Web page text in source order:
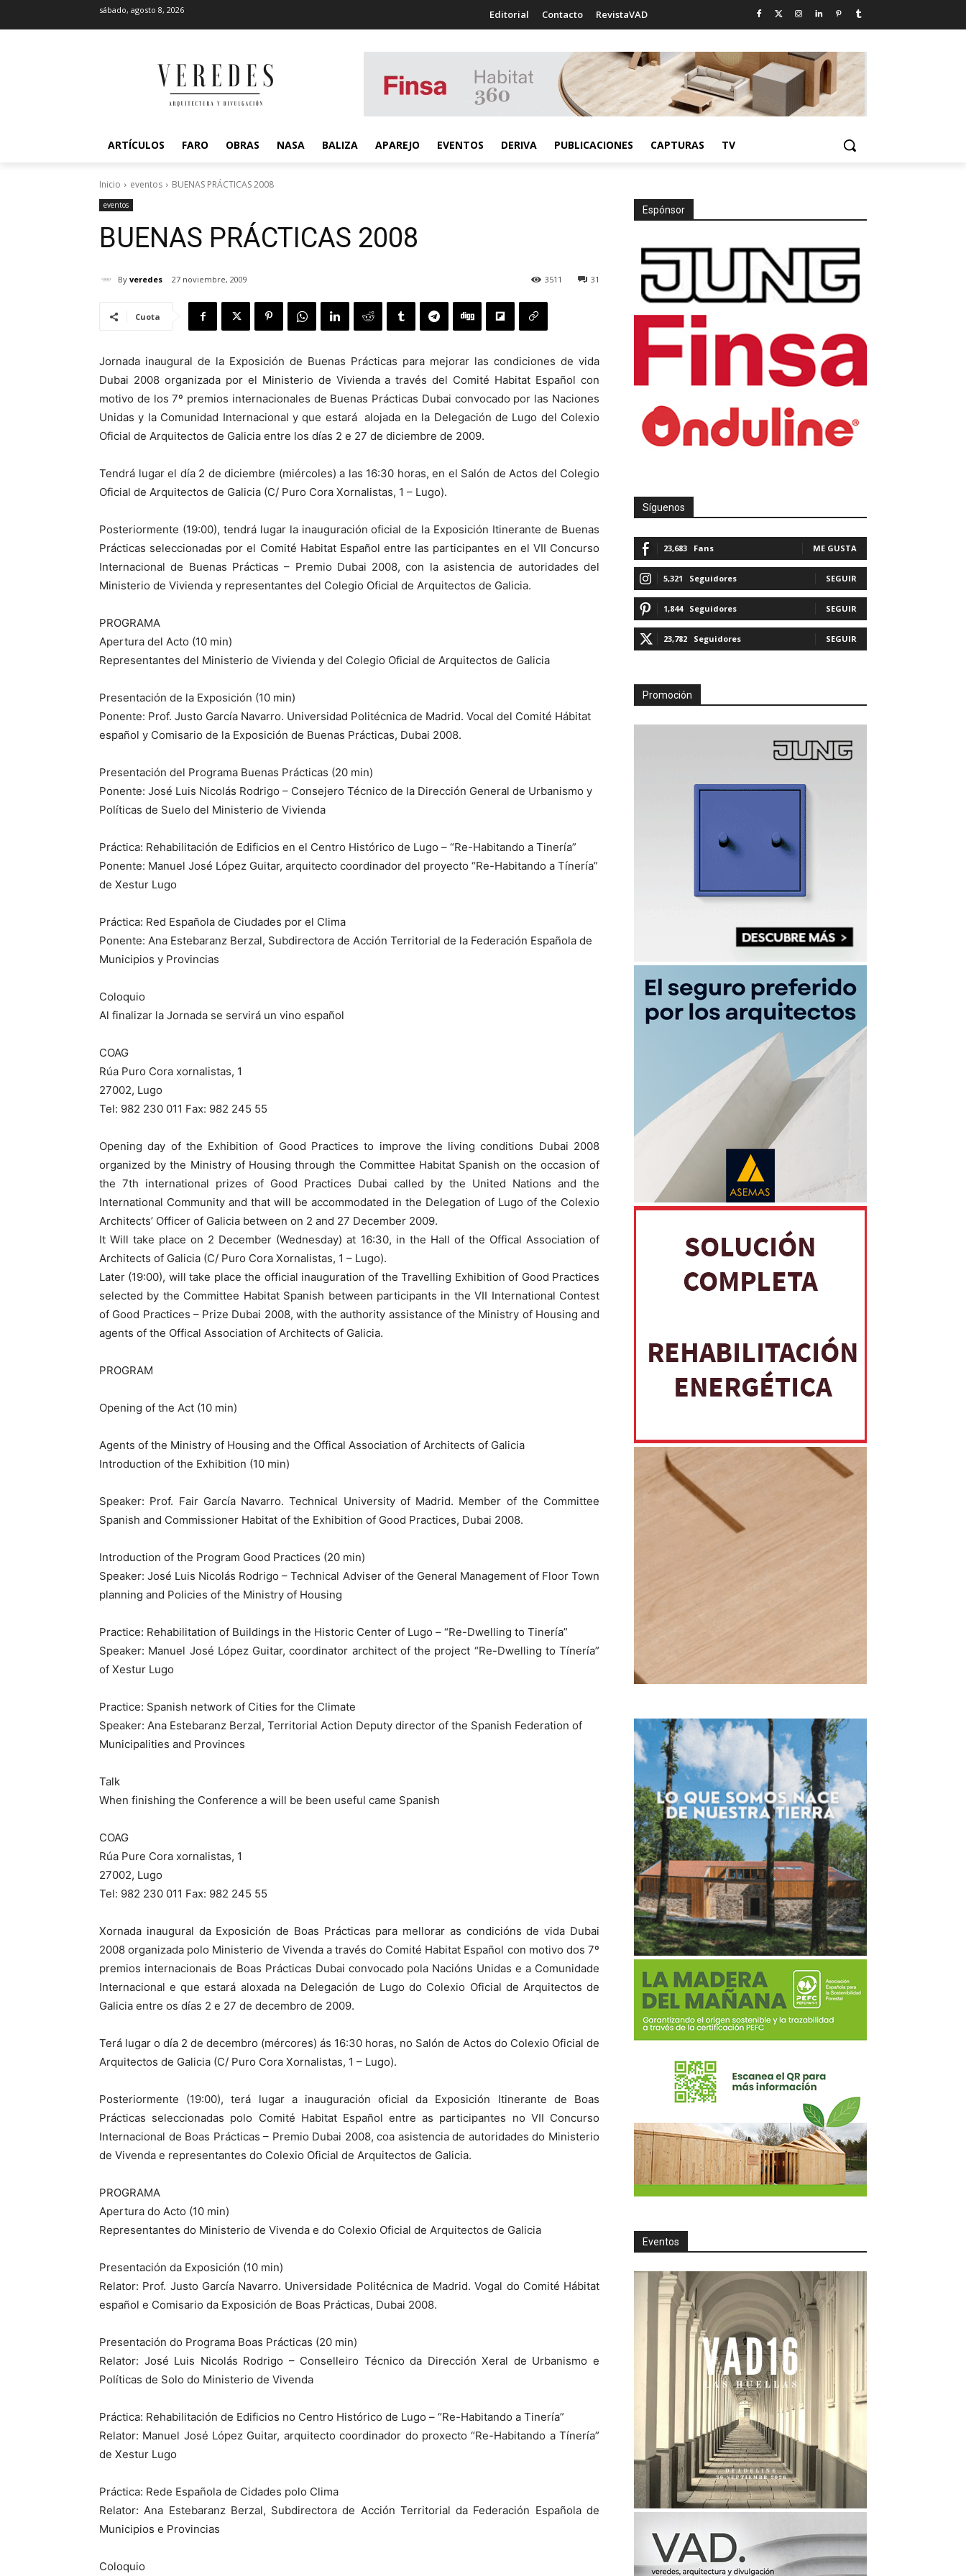
sábado, agosto 8, 2026 Editorial Contacto RevistaVAD
ARTÍCULOS FARO OBRAS NASA BALIZA APAREJO EVENTOS DERIVA PUBLICACIONES CAPTURAS TV
Inicio eventos BUENAS PRÁCTICAS 2008
eventos
BUENAS PRÁCTICAS 2008
By veredes 27 noviembre, 2009 31
3511
Cuota
Jornada inaugural de la Exposición de Buenas Prácticas para mejorar las condiciones de vida
Dubai 2008 organizada por el Ministerio de Vivienda a través del Comité Habitat Español con
motivo de los 7º premios internacionales de Buenas Prácticas Dubai convocado por las Naciones
Unidas y la Comunidad Internacional y que estará alojada en la Delegación de Lugo del Colexio
Oficial de Arquitectos de Galicia entre los días 2 e 27 de diciembre de 2009.
Tendrá lugar el día 2 de diciembre (miércoles) a las 16:30 horas, en el Salón de Actos del Colegio
Oficial de Arquitectos de Galicia (C/ Puro Cora Xornalistas, 1 – Lugo).
Posteriormente (19:00), tendrá lugar la inauguración oficial de la Exposición Itinerante de Buenas
Prácticas seleccionadas por el Comité Habitat Español entre las participantes en el VII Concurso
Internacional de Buenas Prácticas – Premio Dubai 2008, con la asistencia de autoridades del
Ministerio de Vivienda y representantes del Colegio Oficial de Arquitectos de Galicia.
PROGRAMA
Apertura del Acto (10 min)
Representantes del Ministerio de Vivienda y del Colegio Oficial de Arquitectos de Galicia
Presentación de la Exposición (10 min)
Ponente: Prof. Justo García Navarro. Universidad Politécnica de Madrid. Vocal del Comité Hábitat
español y Comisario de la Exposición de Buenas Prácticas, Dubai 2008.
Presentación del Programa Buenas Prácticas (20 min)
Ponente: José Luis Nicolás Rodrigo – Consejero Técnico de la Dirección General de Urbanismo y
Políticas de Suelo del Ministerio de Vivienda
Práctica: Rehabilitación de Edificios en el Centro Histórico de Lugo – “Re-Habitando a Tinería”
Ponente: Manuel José López Guitar, arquitecto coordinador del proyecto “Re-Habitando a Tínería”
de Xestur Lugo
Práctica: Red Española de Ciudades por el Clima
Ponente: Ana Estebaranz Berzal, Subdirectora de Acción Territorial de la Federación Española de
Municipios y Provincias
Coloquio
Al finalizar la Jornada se servirá un vino español
COAG
Rúa Puro Cora xornalistas, 1
27002, Lugo
Tel: 982 230 011 Fax: 982 245 55
Opening day of the Exhibition of Good Practices to improve the living conditions Dubai 2008
organized by the Ministry of Housing through the Committee Habitat Spanish on the occasion of
the 7th international prizes of Good Practices Dubai called by the United Nations and the
International Community and that will be accommodated in the Delegation of Lugo of the Colexio
Architects’ Officer of Galicia between on 2 and 27 December 2009.
It Will take place on 2 December (Wednesday) at 16:30, in the Hall of the Offical Association of
Architects of Galicia (C/ Puro Cora Xornalistas, 1 – Lugo).
Later (19:00), will take place the official inauguration of the Travelling Exhibition of Good Practices
selected by the Committee Habitat Spanish between participants in the VII International Contest
of Good Practices – Prize Dubai 2008, with the authority assistance of the Ministry of Housing and
agents of the Offical Association of Architects of Galicia.
PROGRAM
Opening of the Act (10 min)
Agents of the Ministry of Housing and the Offical Association of Architects of Galicia
Introduction of the Exhibition (10 min)
Speaker: Prof. Fair García Navarro. Technical University of Madrid. Member of the Committee
Spanish and Commissioner Habitat of the Exhibition of Good Practices, Dubai 2008.
Introduction of the Program Good Practices (20 min)
Speaker: José Luis Nicolás Rodrigo – Technical Adviser of the General Management of Floor Town
planning and Policies of the Ministry of Housing
Practice: Rehabilitation of Buildings in the Historic Center of Lugo – “Re-Dwelling to Tinería”
Speaker: Manuel José López Guitar, coordinator architect of the project “Re-Dwelling to Tínería”
of Xestur Lugo
Practice: Spanish network of Cities for the Climate
Speaker: Ana Estebaranz Berzal, Territorial Action Deputy director of the Spanish Federation of
Municipalities and Provinces
Talk
When finishing the Conference a will be been useful came Spanish
COAG
Rúa Pure Cora xornalistas, 1
27002, Lugo
Tel: 982 230 011 Fax: 982 245 55
Xornada inaugural da Exposición de Boas Prácticas para mellorar as condicións de vida Dubai
2008 organizada polo Ministerio de Vivenda a través do Comité Habitat Español con motivo dos 7º
premios internacionais de Boas Prácticas Dubai convocado pola Nacións Unidas e a Comunidade
Internacional e que estará aloxada na Delegación de Lugo do Colexio Oficial de Arquitectos de
Galicia entre os días 2 e 27 de decembro de 2009.
Terá lugar o día 2 de decembro (mércores) ás 16:30 horas, no Salón de Actos do Colexio Oficial de
Arquitectos de Galicia (C/ Puro Cora Xornalistas, 1 – Lugo).
Posteriormente (19:00), terá lugar a inauguración oficial da Exposición Itinerante de Boas
Prácticas seleccionadas polo Comité Habitat Español entre as participantes no VII Concurso
Internacional de Boas Prácticas – Premio Dubai 2008, coa asistencia de autoridades do Ministerio
de Vivenda e representantes do Colexio Oficial de Arquitectos de Galicia.
PROGRAMA
Apertura do Acto (10 min)
Representantes do Ministerio de Vivenda e do Colexio Oficial de Arquitectos de Galicia
Presentación da Exposición (10 min)
Relator: Prof. Justo García Navarro. Universidade Politécnica de Madrid. Vogal do Comité Hábitat
español e Comisario da Exposición de Boas Prácticas, Dubai 2008.
Presentación do Programa Boas Prácticas (20 min)
Relator: José Luis Nicolás Rodrigo – Conselleiro Técnico da Dirección Xeral de Urbanismo e
Políticas de Solo do Ministerio de Vivenda
Práctica: Rehabilitación de Edificios no Centro Histórico de Lugo – “Re-Habitando a Tinería”
Relator: Manuel José López Guitar, arquitecto coordinador do proxecto “Re-Habitando a Tínería”
de Xestur Lugo
Práctica: Rede Española de Cidades polo Clima
Relator: Ana Estebaranz Berzal, Subdirectora de Acción Territorial da Federación Española de
Municipios e Provincias
Coloquio
Espónsor
Síguenos
23,683 Fans ME GUSTA
5,321 Seguidores SEGUIR
1,844 Seguidores SEGUIR
23,782 Seguidores SEGUIR
Promoción
Eventos